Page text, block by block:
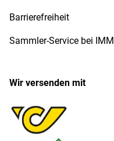
Barrierefreiheit
Sammler-Service bei IMM
Wir versenden mit